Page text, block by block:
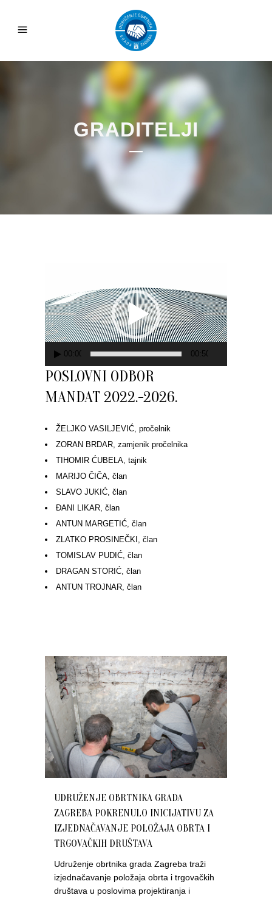
GRADITELJI
00:00 00:50
POSLOVNI ODBOR
MANDAT 2022.-2026.
ŽELJKO VASILJEVIĆ, pročelnik
ZORAN BRDAR, zamjenik pročelnika
TIHOMIR ĆUBELA, tajnik
MARIJO ČIČA, član
SLAVO JUKIĆ, član
ĐANI LIKAR, član
ANTUN MARGETIĆ, član
ZLATKO PROSINEČKI, član
TOMISLAV PUDIĆ, član
DRAGAN STORIĆ, član
ANTUN TROJNAR, član
UDRUŽENJE OBRTNIKA GRADA
ZAGREBA POKRENULO INICIJATIVU ZA
IZJEDNAČAVANJE POLOŽAJA OBRTA I
TRGOVAČKIH DRUŠTAVA
Udruženje obrtnika grada Zagreba traži
izjednačavanje položaja obrta i trgovačkih
društava u poslovima projektiranja i